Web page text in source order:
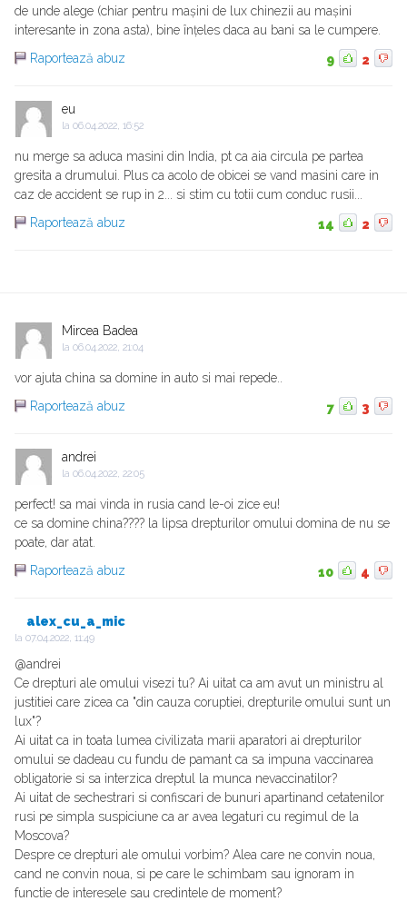
de unde alege (chiar pentru mașini de lux chinezii au mașini
interesante in zona asta), bine înțeles daca au bani sa le cumpere.
Raportează abuz
9 2
eu
la 06.04.2022, 16:52
nu merge sa aduca masini din India, pt ca aia circula pe partea
gresita a drumului. Plus ca acolo de obicei se vand masini care in
caz de accident se rup in 2... si stim cu totii cum conduc rusii...
Raportează abuz
14 2
Mircea Badea
la 06.04.2022, 21:04
vor ajuta china sa domine in auto si mai repede..
Raportează abuz
7 3
andrei
la 06.04.2022, 22:05
perfect! sa mai vinda in rusia cand le-oi zice eu!
ce sa domine china???? la lipsa drepturilor omului domina de nu se
poate, dar atat.
Raportează abuz
10 4
alex_cu_a_mic
la 07.04.2022, 11:49
@andrei
Ce drepturi ale omului visezi tu? Ai uitat ca am avut un ministru al
justitiei care zicea ca "din cauza coruptiei, drepturile omului sunt un
lux"?
Ai uitat ca in toata lumea civilizata marii aparatori ai drepturilor
omului se dadeau cu fundu de pamant ca sa impuna vaccinarea
obligatorie si sa interzica dreptul la munca nevaccinatilor?
Ai uitat de sechestrari si confiscari de bunuri apartinand cetatenilor
rusi pe simpla suspiciune ca ar avea legaturi cu regimul de la
Moscova?
Despre ce drepturi ale omului vorbim? Alea care ne convin noua,
cand ne convin noua, si pe care le schimbam sau ignoram in
functie de interesele sau credintele de moment?